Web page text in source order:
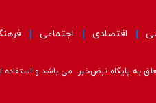
اقتصادی اجتماعی
به پایگاه نبض‌خبر می باشد و استفاده